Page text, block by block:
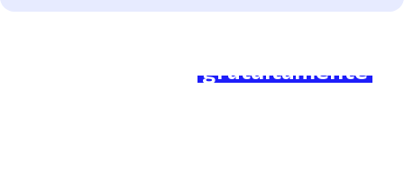
Junte-se a nósgratuitamente